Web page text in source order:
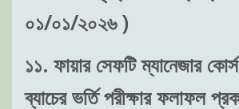
০১/০১/২০২৬ )
১১. ফায়ার সেফটি ম্যানেজার
ব্যাচের ভর্তি পরীক্ষার ফলাফল